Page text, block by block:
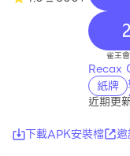
雀王
Recax
紙牌
近期更
下載APK安裝檔